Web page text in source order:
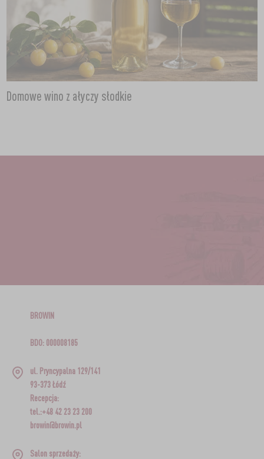
Domowe wino z ałyczy słodkie
BROWIN
BDO: 000008185
ul. Pryncypalna 129/141
93-373 Łódź
Recepcja:
tel.:+48 42 23 23 200
browin@browin.pl
Salon sprzedaży: